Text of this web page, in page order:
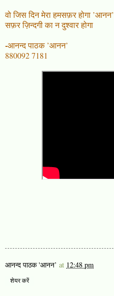
वो जिस दिन मेरा हमसफ़र होगा ’आनन’
सफ़र ज़िन्दगी का न दुश्वार होगा
-आनन्द पाठक ’आनन’
880092 7181
आनन्द पाठक 'आनन’ at 12:48 pm
शेयर करें